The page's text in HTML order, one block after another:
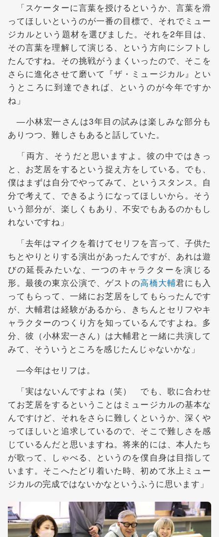
「スケーターに言葉を授けるというか、言葉を滑
ってほしいというのが一番の目標で、それでミュー
ジカルという題材を選びました。それを2年目は、
その言葉を理解して演じる、という方向にシフトし
たんですね。その挑戦がうまくいったので、そこを
さらに進化させて磨いて『ザ・ミュージカル』とい
うところに到達できれば、というのが今年ですか
ね」
―小林宏一さんは3年目の試みは楽しみな部分も
ありつつ、難しさもあると話していた。
「両方、そうだと思いますよ。彼の中ではきっ
と、お芝居をするという捉え方をしている。でも、
僕はまずは自分でやってみて、というスタンス。自
分で考えて、できるようになってほしいから。そう
いう部分が、楽しくもあり、不安でもあるのかもし
れないですね」
「去年はマイクを着けてセリフを言って、子供た
ちとやりとりする演出があったんですが、あれは遊
びの延長みたいな、一つのキャラクターを演じる
形。最後の東京公演で、ゲストの高橋大輔君にも入
ってもらって、一緒にお芝居をしてもらったんです
が、大輔君は経験があるから、きちんとセリフやキ
ャラクターのつくり方を知っているんですよね。多
分、彼（小林宏一さん）は大輔君と一緒に共演して
みて、そういうところを感じたんじゃないかな」
―今年はセリフは。
「実はないんですよね（笑） でも、歌に合わせ
てお芝居をするということはミュージカルの基本な
んですけど、それをさらに難しくというか、深くや
ってほしいと追求しているので、そこで難しさを感
じているんだと思いますね。将来的には、本人たち
が歌って、しゃべる、というのを僕自身は目指して
います。そこへたどり着いた時、初めて氷上ミュー
ジカルの完成ではないかなというふうに思います」